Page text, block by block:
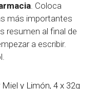
. Coloca
más importantes
resumen al final de
a escribir.
y Limón, 4 x 32g